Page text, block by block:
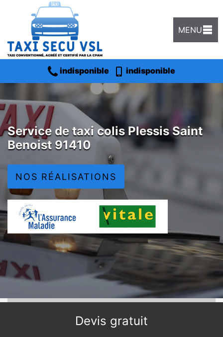
MENU
indisponible indisponible
Service de taxi colis Plessis Saint
Benoist 91410
NOS RÉALISATIONS
Devis gratuit